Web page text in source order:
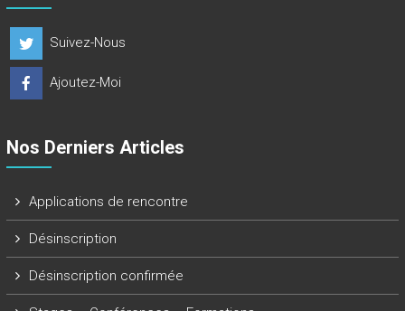
Suivez-Nous
Ajoutez-Moi
Nos Derniers Articles
Applications de rencontre
Désinscription
Désinscription confirmée